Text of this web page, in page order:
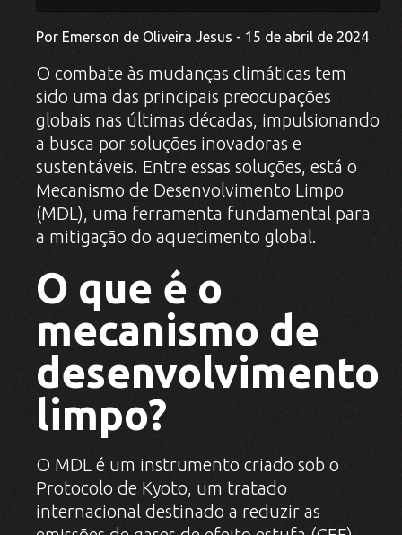
Por Emerson de Oliveira Jesus - 15 de abril de 2024
O combate às mudanças climáticas tem
sido uma das principais preocupações
globais nas últimas décadas, impulsionando
a busca por soluções inovadoras e
sustentáveis. Entre essas soluções, está o
Mecanismo de Desenvolvimento Limpo
(MDL), uma ferramenta fundamental para
a mitigação do aquecimento global.
O que é o
mecanismo de
desenvolvimento
limpo?
O MDL é um instrumento criado sob o
Protocolo de Kyoto, um tratado
internacional destinado a reduzir as